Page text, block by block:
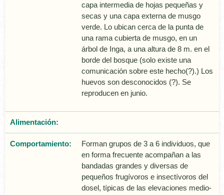
capa intermedia de hojas pequeñas y
secas y una capa externa de musgo
verde. Lo ubican cerca de la punta de
una rama cubierta de musgo, en un
árbol de Inga, a una altura de 8 m. en el
borde del bosque (solo existe una
comunicación sobre este hecho(?).) Los
huevos son desconocidos (?). Se
reproducen en junio.
Alimentación:
Comportamiento:
Forman grupos de 3 a 6 individuos, que
en forma frecuente acompañan a las
bandadas grandes y diversas de
pequeños frugívoros e insectívoros del
dosel, típicas de las elevaciones medio-